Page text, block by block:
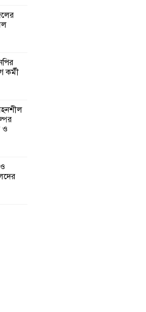
কর্মী
ও